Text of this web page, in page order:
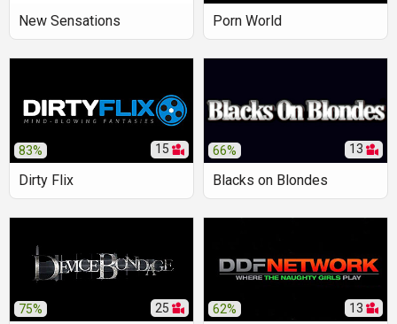
New Sensations Porn World
83% 15
Dirty Flix
66% 13
Blacks on Blondes
75% 25 62% 13